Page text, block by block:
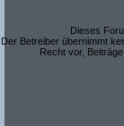
Dieses
Der Betreiber übernimmt
Recht vor,